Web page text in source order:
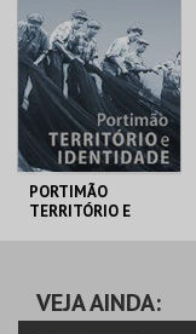
PORTIMÃO
TERRITÓRIO E
PORTIMÃO
VEJA AINDA: